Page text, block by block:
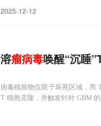
2025-12-12
溶瘤病毒唤醒“沉睡
病毒残留物仅限于坏死区域，而
T 细胞克隆，并触发针对 GBM